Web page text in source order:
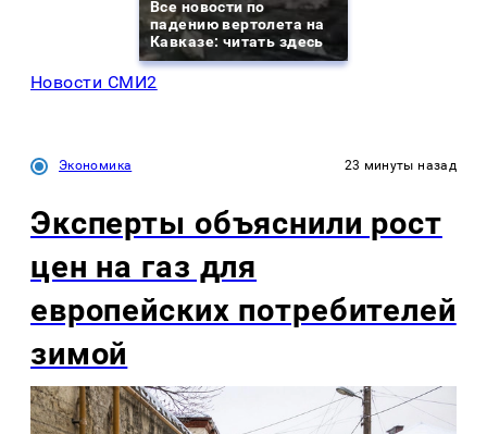
Все новости по
падению вертолета на
Кавказе: читать здесь
Новости СМИ2
Экономика 23 минуты назад
Эксперты объяснили рост
цен на газ для
европейских потребителей
зимой